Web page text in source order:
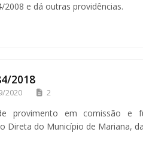
e dá outras providências.
2018
2020 2
provimento em comissão e
Direta do Município de Mariana,